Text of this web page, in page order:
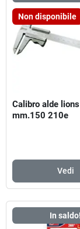
Non disponibile
Calibro alde
mm.150 210e
Vedi
In saldo!